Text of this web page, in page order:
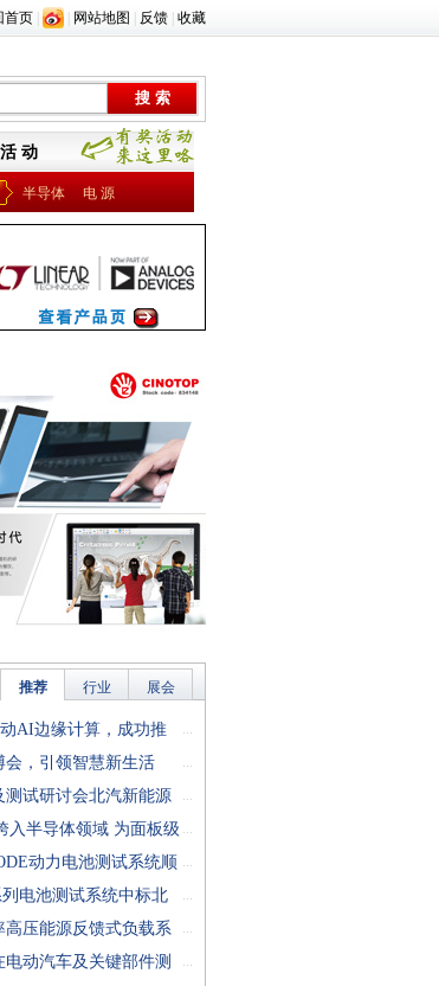
首页 网站地图 反馈 收藏
活 动
半导体 电 源
展会
行业
推荐
...
AI边缘计算，成功推
样品, 同时将产品扩展
的T200 FPGA
...
会，引领智慧新生活
...
测试研讨会北汽新能源
...
入半导体领域 为面板级
学湿制程、涂布及激光应
方案
...
动力电池测试系统顺
...
电池测试系统中标北
有限公司
...
高压能源反馈式负载系
猫
...
动汽车及关键部件测